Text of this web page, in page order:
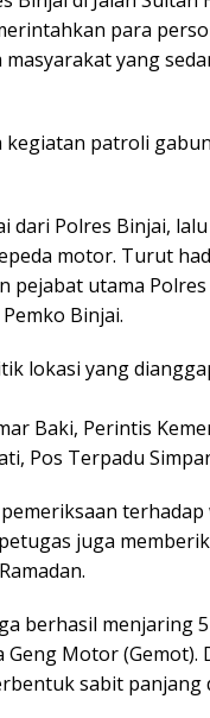
para
yang
patroli
dari Polres Binjai,
motor. Turut
pejabat utama
Binjai.
lokasi yang
Baki, Perintis
Pos Terpadu
terhadap
juga
berhasil menjaring
Motor (Gemot).
sabit panjang